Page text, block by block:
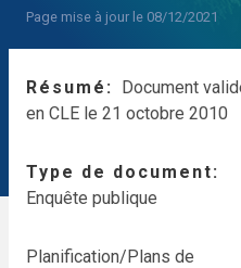
Page mise à jour le 08/12/2021
Résumé
Document
en CLE le 21 octobre 2010
Type de document
Enquête publique
Planification/Plans de